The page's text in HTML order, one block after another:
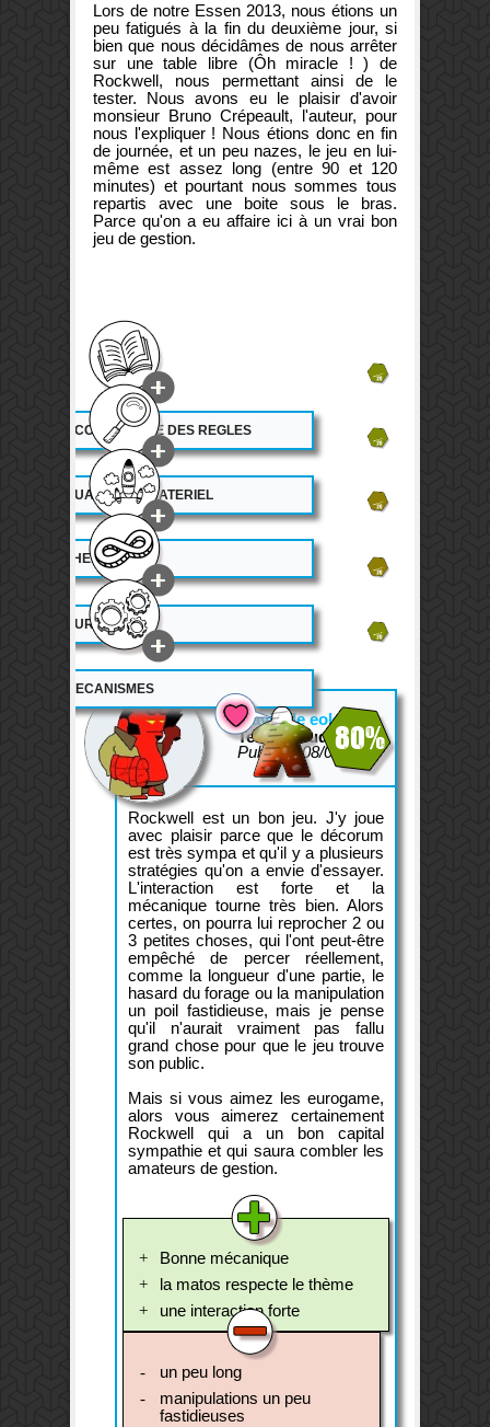
Lors de notre Essen 2013, nous étions un
peu fatigués à la fin du deuxième jour, si
bien que nous décidâmes de nous arrêter
sur une table libre (Ôh miracle ! ) de
Rockwell, nous permettant ainsi de le
tester. Nous avons eu le plaisir d'avoir
monsieur Bruno Crépeault, l'auteur, pour
nous l'expliquer ! Nous étions donc en fin
de journée, et un peu nazes, le jeu en lui-
même est assez long (entre 90 et 120
minutes) et pourtant nous sommes tous
repartis avec une boite sous le bras.
Parce qu'on a eu affaire ici à un vrai bon
jeu de gestion.
ACCESSIBILITE DES REGLES
QUALITE DU MATERIEL
14.5
THEME
12.5
DUREE DE VIE
MECANISMES
15.5
80%
L'avis de eolean
Testeur Ludovox.fr
Publié le 08/04/2015
Rockwell est un bon jeu. J'y joue
avec plaisir parce que le décorum
est très sympa et qu'il y a plusieurs
stratégies qu'on a envie d'essayer.
L'interaction est forte et la
mécanique tourne très bien. Alors
certes, on pourra lui reprocher 2 ou
3 petites choses, qui l'ont peut-être
empêché de percer réellement,
comme la longueur d'une partie, le
hasard du forage ou la manipulation
un poil fastidieuse, mais je pense
qu'il n'aurait vraiment pas fallu
grand chose pour que le jeu trouve
son public.
Mais si vous aimez les eurogame,
alors vous aimerez certainement
Rockwell qui a un bon capital
sympathie et qui saura combler les
amateurs de gestion.
Bonne mécanique
la matos respecte le thème
une interaction forte
un peu long
manipulations un peu
fastidieuses